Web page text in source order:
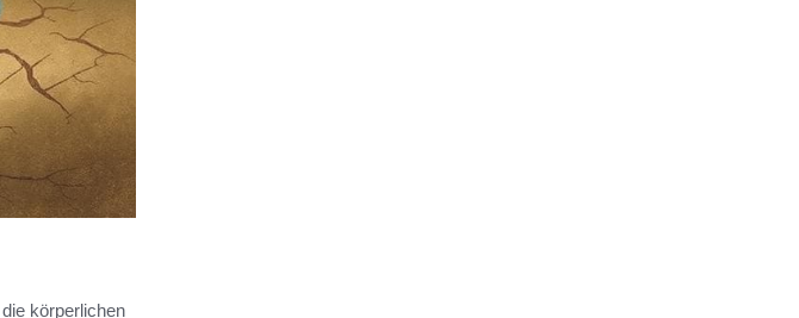
körperlichen